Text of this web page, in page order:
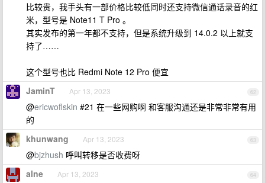
比较贵，我手头有一部价格比较低同时还支持微信通话录音的红
米，型号是 Note11 T Pro 。
其实发布的第一年都不支持，但是系统升级到 14.0.2 以上就支
持了……
这个型号也比 Redmi Note 12 Pro 便宜
62
JaminT Apr 13, 2023
@ericwoflskin #21 在一些网购啊 和客服沟通还是非常非常有用
的
63
khunwang Apr 13, 2023
@bjzhush 呼叫转移是否收费呀
64
alne Apr 13, 2023